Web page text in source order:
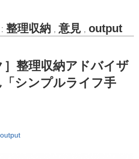
整理収納 , 意見 , output
］整理収納アドバイザ
シンプルライフ手
output